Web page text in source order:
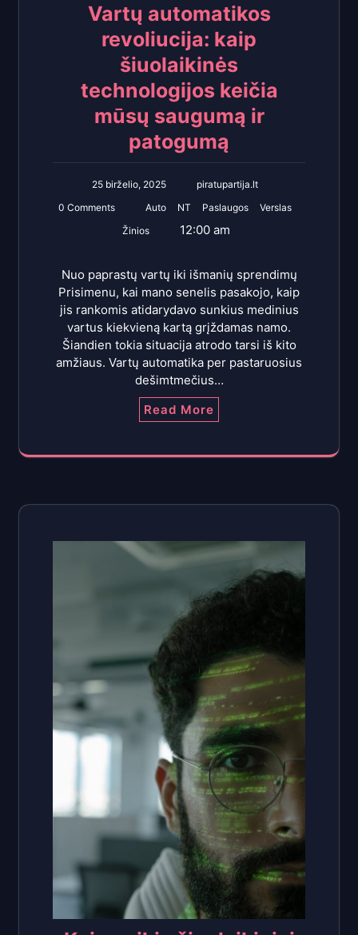
Vartų automatikos
revoliucija: kaip
šiuolaikinės
technologijos keičia
mūsų saugumą ir
patogumą
25 birželio, 2025
piratupartija.lt
0 Comments
Auto NT Paslaugos
Verslas
Žinios
12:00 am
Nuo paprastų vartų iki išmanių sprendimų
Prisimenu, kai mano senelis pasakojo, kaip
jis rankomis atidarydavo sunkius medinius
vartus kiekvieną kartą grįždamas namo.
Šiandien tokia situacija atrodo tarsi iš kito
amžiaus. Vartų automatika per pastaruosius
dešimtmečius…
Read More